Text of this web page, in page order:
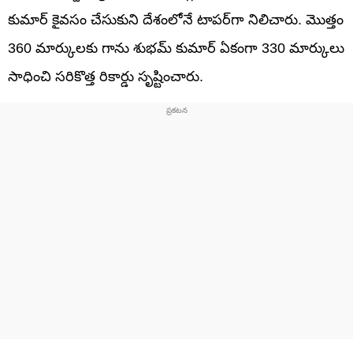
కుమార్ కైవసం చేసుకుని దేశంలోనే టాపర్‌గా నిలిచారు. మొత్తం
360 మార్కులకు గాను శుభమ్ కుమార్ ఏకంగా 330 మార్కులు
సాధించి సరికొత్త రికార్డు సృష్టించారు.